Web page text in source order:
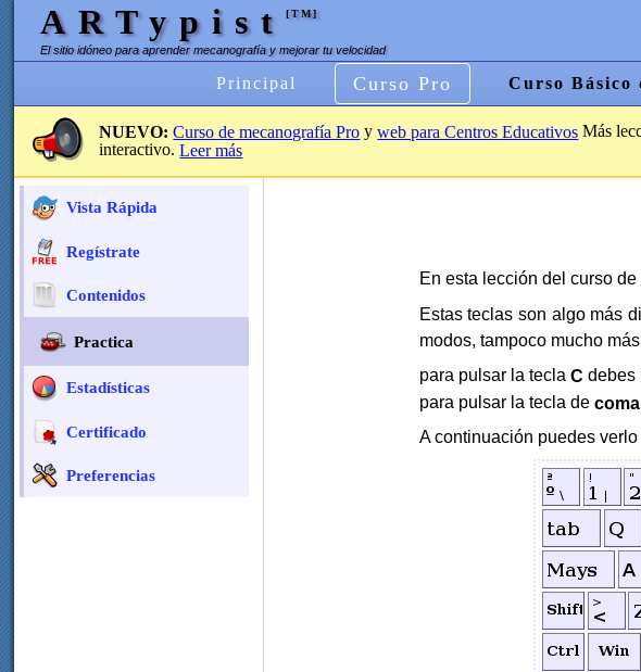
ARTypist[TM]
El sitio idóneo para aprender mecanografía y mejorar tu velocidad
Principal Curso Pro Curso Básico
NUEVO: Curso de mecanografía Pro yweb para Centros Educativos Más
interactivo.Leer más
Vista Rápida
Regístrate
Contenidos
Practica
Estadísticas
Certificado
Preferencias
En esta lección del curso
Estas teclas son algo más
modos, tampoco mucho
para pulsar la tecla C debes
para pulsar la tecla de coma
A continuación puedes